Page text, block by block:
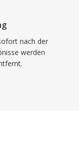
nach der
werden